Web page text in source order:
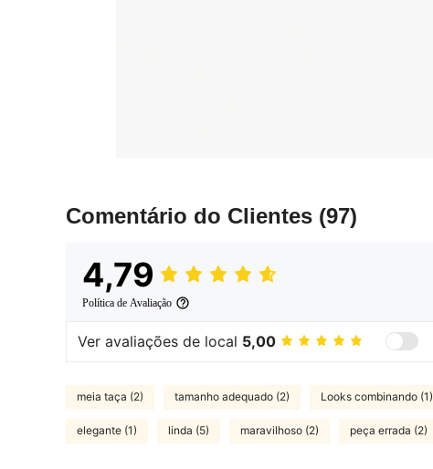
Comentário do Clientes (97)
4,79
Política de Avaliação
Ver avaliações de local 5,00
meia taça (2) tamanho adequado (2) Looks combinando (1)
elegante (1) linda (5) maravilhoso (2) peça errada (2)